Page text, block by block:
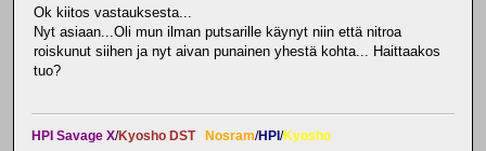
Ok kiitos vastauksesta...
Nyt asiaan...Oli mun ilman putsarille käynyt niin että nitroa
roiskunut siihen ja nyt aivan punainen yhestä kohta... Haittaakos
tuo?
HPI Savage X/Kyosho DST Nosram/HPI/Kyosho